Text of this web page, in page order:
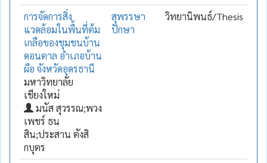
การจัดการสิ่ง
แวดล้อมในพื้นที่ต้ม
เกลือของชุมชนบ้าน
ดอนตาล อำเภอบ้าน
ผือ จังหวัดอุดรธานี
มหาวิทยาลัย
เชียงใหม่
มนัส สุวรรณ;พวง
เพชร์ ธน
สิน;ประสาน ตังสิ
กบุตร
สุพรรษา
ปักษา
วิทยานิพนธ์/Thesis